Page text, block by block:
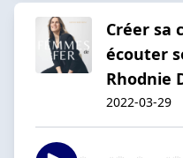
Créer sa
écouter
Rhodnie
2022-03-29